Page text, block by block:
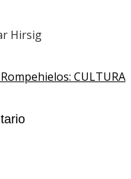
Hirsig
CULTURA